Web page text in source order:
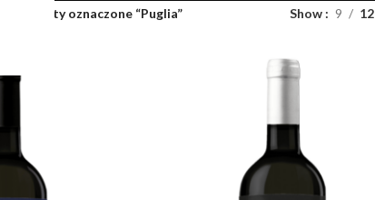
Produkty oznaczone “Puglia” Show 9 12